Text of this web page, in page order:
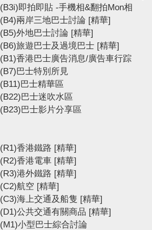
(B3i)即拍即貼 -手機相&翻拍Mon相
(B4)兩岸三地巴士討論 [精華]
(B5)外地巴士討論 [精華]
(B6)旅遊巴士及過境巴士 [精華]
(B1)香港巴士廣告消息/廣告車行踪
(B7)巴士特別所見
(B11)巴士精華區
(B22)巴士迷吹水區
(B23)巴士影片分享區
(R1)香港鐵路 [精華]
(R2)香港電車 [精華]
(R3)港外鐵路 [精華]
(C2)航空 [精華]
(C3)海上交通及船隻 [精華]
(D1)公共交通有關商品 [精華]
(M1)小型巴士綜合討論